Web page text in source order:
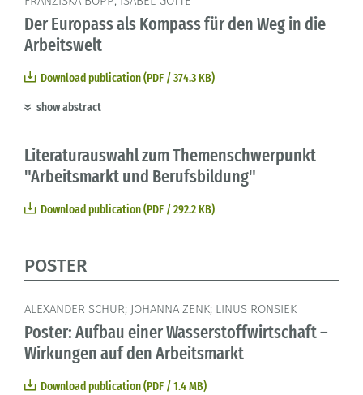
Der Europass als Kompass für den Weg in die
Arbeitswelt
Download publication (PDF / 374.3 KB)
show abstract
Literaturauswahl zum Themenschwerpunkt
"Arbeitsmarkt und Berufsbildung"
Download publication (PDF / 292.2 KB)
POSTER
ALEXANDER SCHUR; JOHANNA ZENK; LINUS RONSIEK
Poster: Aufbau einer Wasserstoffwirtschaft –
Wirkungen auf den Arbeitsmarkt
Download publication (PDF / 1.4 MB)